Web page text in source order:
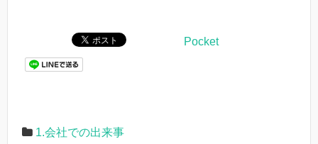
Pocket
1.会社での出来事